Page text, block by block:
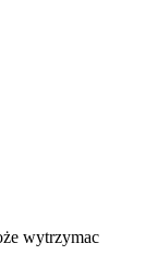
wytrzymac